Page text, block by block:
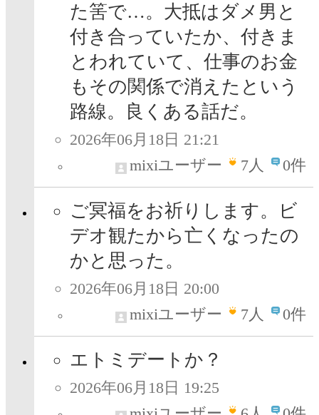
た筈で…。大抵はダメ男と
付き合っていたか、付きま
とわれていて、仕事のお金
もその関係で消えたという
路線。良くある話だ。
2026年06月18日 21:21
mixiユーザー
7人 0件
ご冥福をお祈りします。ビ
デオ観たから亡くなったの
かと思った。
2026年06月18日 20:00
mixiユーザー
7人 0件
エトミデートか？
2026年06月18日 19:25